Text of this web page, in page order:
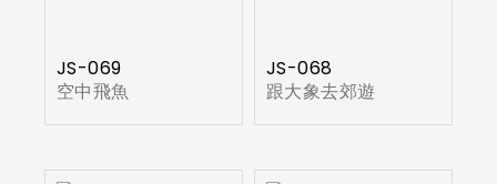
JS-069
空中飛魚
JS-068
跟大象去郊遊